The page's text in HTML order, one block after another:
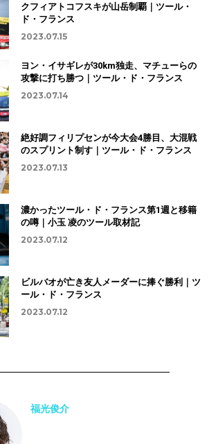
クフィアトコフスキが山岳制覇｜ツール・
ド・フランス
2023.07.15
ヨン・イサギレが30km独走、マチューらの
攻撃に打ち勝つ｜ツール・ド・フランス
2023.07.14
絶好調フィリプセンが今大会4勝目、大混戦
のスプリント制す｜ツール・ド・フランス
2023.07.13
濃かったツール・ド・フランス第1週と移籍
の噂｜小玉 凌のツール取材記
2023.07.12
ビルバオが亡き友人メーダーに捧ぐ勝利｜ツ
ール・ド・フランス
2023.07.12
福光俊介